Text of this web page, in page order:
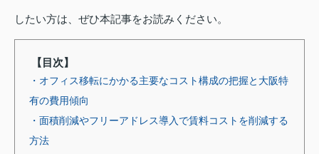
したい方は、ぜひ本記事をお読みください。
【目次】
・オフィス移転にかかる主要なコスト構成の把握と大阪特
有の費用傾向
・面積削減やフリーアドレス導入で賃料コストを削減する
方法